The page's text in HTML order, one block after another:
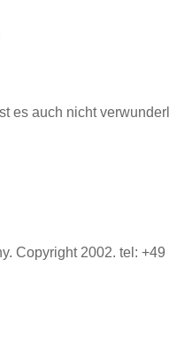
es auch nicht
Copyright 2002. tel: +49